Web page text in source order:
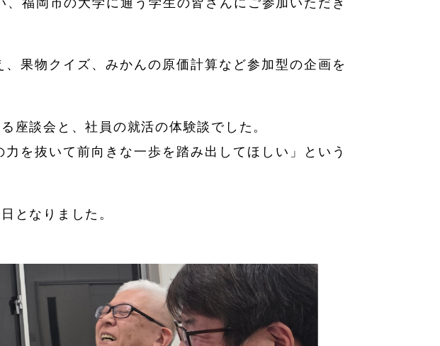
果物クイズ、みかんの原価計算など参加型の企画を
座談会と、社員の就活の体験談でした。
を抜いて前向きな一歩を踏み出してほしい」という
となりました。